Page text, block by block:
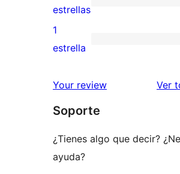
estrellas
de
3
estrellas
0
valoraciones
de
estrellas
estrellas
0
de
estrellas
1
estrella
Your review Ver
Soporte
¿Tienes algo que decir?
ayuda?